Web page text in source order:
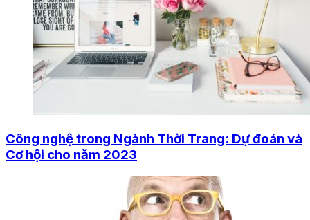
Công nghệ trong Ngành Thời Trang: Dự đoán và
Cơ hội cho năm 2023